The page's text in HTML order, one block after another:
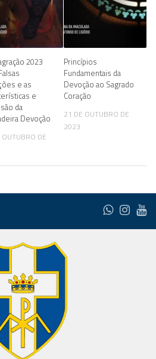
2023
e as
e
da
Devoção
DE
Princípios
Fundamentais da
Devoção ao Sagrado
Coração
21 DE OUTUBRO DE
2023